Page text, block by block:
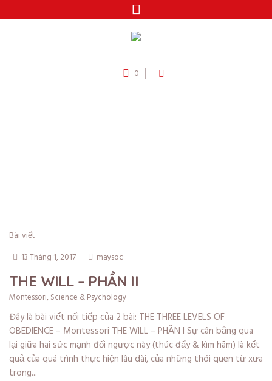
0
Bài viết
13 Tháng 1, 2017
maysoc
THE WILL – PHẦN II
Montessori,Science & Psychology
Đây là bài viết nối tiếp của 2 bài: THE THREE LEVELS OF
OBEDIENCE – Montessori THE WILL – PHẦN I Sự cân bằng qua
lại giữa hai sức mạnh đối ngược này (thúc đẩy & kìm hãm) là kết
quả của quá trình thực hiện lâu dài, của những thói quen từ xưa
trong...